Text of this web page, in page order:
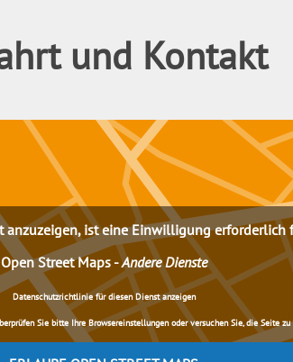
und Kontakt
anzuzeigen, ist eine Einwilligung erforderlich
Open Street Maps-Andere Dienste
Datenschutzrichtlinie für diesen Dienst anzeigen
Sie bitte Ihre Browsereinstellungen oder versuchen Sie, die Seite